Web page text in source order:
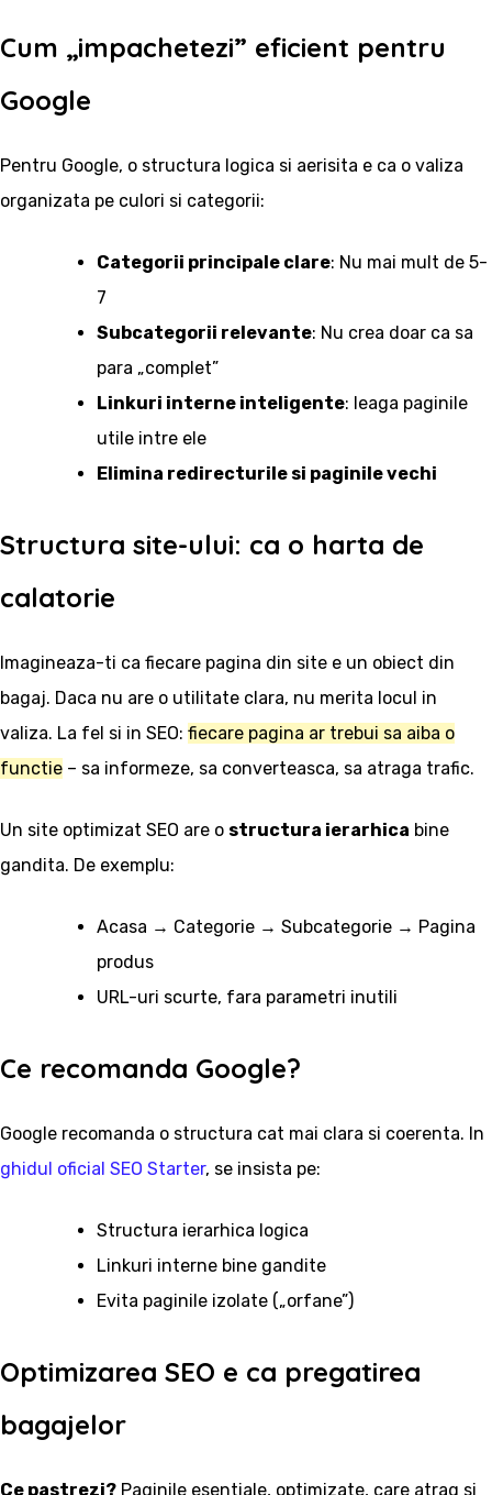
Cum „impachetezi” eficient pentru
Google
Pentru Google, o structura logica si aerisita e ca o valiza
organizata pe culori si categorii:
Categorii principale clare: Nu mai mult de 5-
7
Subcategorii relevante: Nu crea doar ca sa
para „complet”
Linkuri interne inteligente: leaga paginile
utile intre ele
Elimina redirecturile si paginile vechi
Structura site-ului: ca o harta de
calatorie
Imagineaza-ti ca fiecare pagina din site e un obiect din
bagaj. Daca nu are o utilitate clara, nu merita locul in
valiza. La fel si in SEO: fiecare pagina ar trebui sa aiba o
functie – sa informeze, sa converteasca, sa atraga trafic.
Un site optimizat SEO are o structura ierarhica bine
gandita. De exemplu:
Acasa → Categorie → Subcategorie → Pagina
produs
URL-uri scurte, fara parametri inutili
Ce recomanda Google?
Google recomanda o structura cat mai clara si coerenta. In
ghidul oficial SEO Starter, se insista pe:
Structura ierarhica logica
Linkuri interne bine gandite
Evita paginile izolate („orfane”)
Optimizarea SEO e ca pregatirea
bagajelor
Ce pastrezi? Paginile esentiale, optimizate, care atrag si